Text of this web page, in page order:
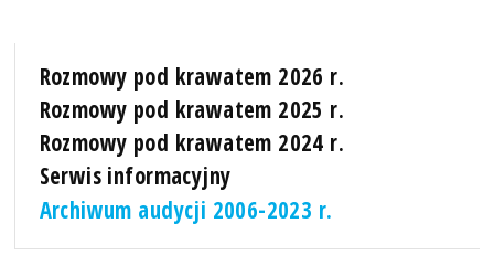
Rozmowy pod krawatem 2026 r.
Rozmowy pod krawatem 2025 r.
Rozmowy pod krawatem 2024 r.
Serwis informacyjny
Archiwum audycji 2006-2023 r.